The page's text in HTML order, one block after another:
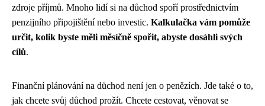
zdroje příjmů. Mnoho lidí si na důchod spoří prostřednictvím
penzijního připojištění nebo investic. Kalkulačka vám pomůže
určit, kolik byste měli měsíčně spořit, abyste dosáhli svých
cílů.
Finanční plánování na důchod není jen o penězích. Jde také o to,
jak chcete svůj důchod prožít. Chcete cestovat, věnovat se